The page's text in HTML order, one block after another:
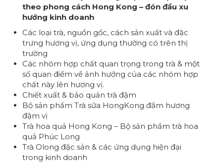
theo phong cách Hong Kong – đón đầu xu
hướng kinh doanh
Các loại trà, nguồn gốc, cách sản xuất và đặc
trưng hương vị, ứng dụng thường có trên thị
trường
Các nhóm hợp chất quan trọng trong trà & một
số quan điểm về ảnh hưởng của các nhóm hợp
chất này lên hương vị.
Chiết xuất & bảo quản trà đậm
Bộ sản phẩm Trà sữa HongKong đầm hương
đậm vị
Trà hoa quả Hong Kong – Bộ sản phẩm trà hoa
quả Phúc Long
Trà Olong đặc sản & các ứng dụng hiện đại
trong kinh doanh